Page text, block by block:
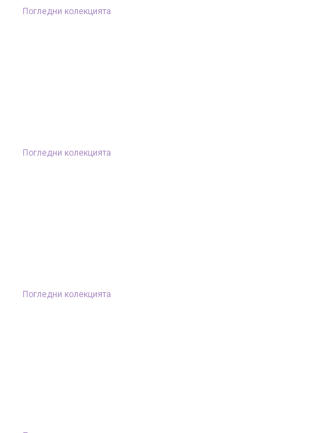
Погледни колекцията
Погледни колекцията
Погледни колекцията